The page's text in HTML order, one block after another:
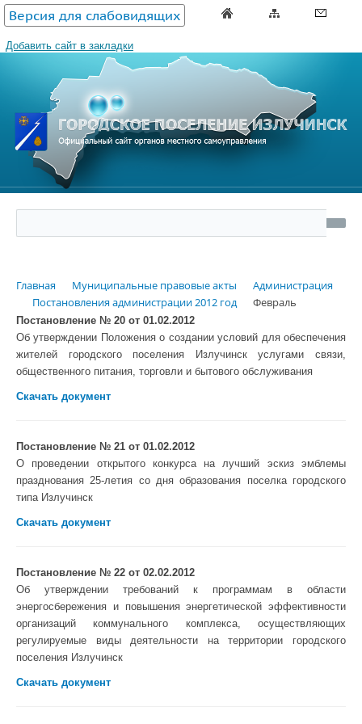
Версия для слабовидящих
Добавить сайт в закладки
Главная Муниципальные правовые акты
Администрация
Постановления администрации 2012 год
Февраль
Постановление № 20 от 01.02.2012
Об утверждении Положения о создании условий для обеспечения
жителей городского поселения Излучинск услугами связи,
общественного питания, торговли и бытового обслуживания
Скачать документ
Постановление № 21 от 01.02.2012
О проведении открытого конкурса на лучший эскиз эмблемы
празднования 25-летия со дня образования поселка городского
типа Излучинск
Скачать документ
Постановление № 22 от 02.02.2012
Об утверждении требований к программам в области
энергосбережения и повышения энергетической эффективности
организаций коммунального комплекса, осуществляющих
регулируемые виды деятельности на территории городского
поселения Излучинск
Скачать документ